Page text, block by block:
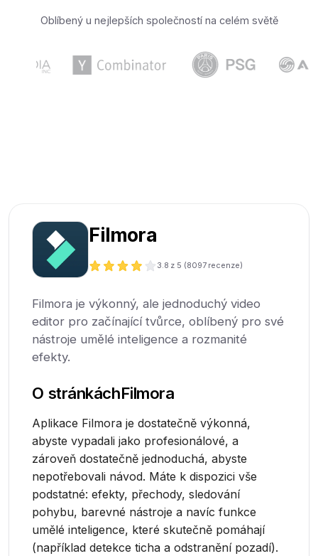
Oblíbený u nejlepších společností na celém světě
Filmora
3.8 z 5 (8097 recenze)
Filmora je výkonný, ale jednoduchý video
editor pro začínající tvůrce, oblíbený pro své
nástroje umělé inteligence a rozmanité
efekty.
O stránkáchFilmora
Aplikace Filmora je dostatečně výkonná,
abyste vypadali jako profesionálové, a
zároveň dostatečně jednoduchá, abyste
nepotřebovali návod. Máte k dispozici vše
podstatné: efekty, přechody, sledování
pohybu, barevné nástroje a navíc funkce
umělé inteligence, které skutečně pomáhají
(například detekce ticha a odstranění pozadí).